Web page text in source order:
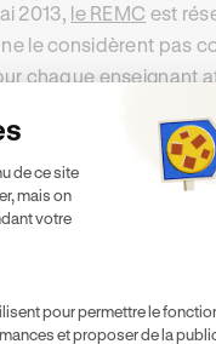
2013, le REMC est
le considèrent pas
chaque enseignant
candidat tout en
naissance au
aux moniteurs de
et les
du
de ce site
mais on
votre
pour permettre le
et proposer de la